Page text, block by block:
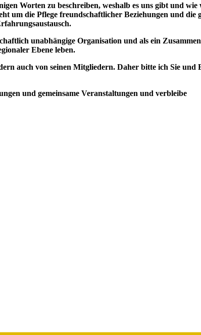
Worten zu beschreiben, weshalb es uns gibt und
um die Pflege freundschaftlicher Beziehungen und
unabhängige Organisation und als ein
Ebene leben.
auch von seinen Mitgliedern. Daher bitte ich Sie
und gemeinsame Veranstaltungen und verbleibe